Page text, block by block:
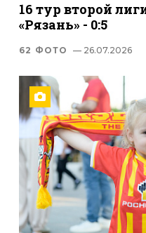
16 тур второй
«Рязань» - 0:5
62 ФОТО — 26.07.2026